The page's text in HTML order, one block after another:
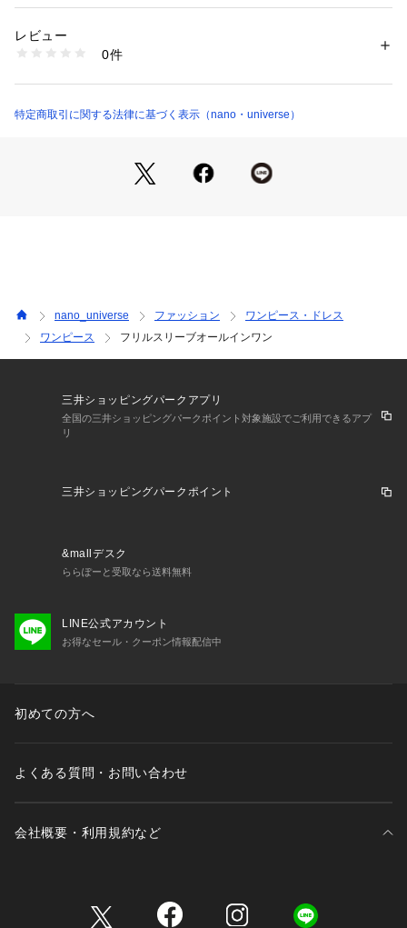
サイズ感◎ノースリーブのトップスやリブニットなど合わせた
り、寒い日にはタートルニット合わせもおすすめです！
・女性らしいフェミニンな印象のサロペット
・タンクトップやノースリーブTなどと合わせてカジュアルな
使用してください。濡れたままの放置や、長時間の浸漬はしな
いで下さい。形をととのえてから干して下さい。こちらの商品
は水や雨に濡れたり、汗による湿気、乾燥状態での摩擦によ
ご了承いただき、ご使用の際にはご注意くださいますようお願
い致します。
上、お届け予定時期が前後する場合もございますので、予めご
ます。正しい色味はスタジオ画像の色味をご参照ください。
直接店舗へお問い合わせの際はアウトレット店舗へお願い致し
ます。プロパー店舗での取り扱いはございませんので、ご了承
着予約サービスの対象外となりますので、ご了承ください。
素材：ポリエステル 99% ポリウレタン 1%
洗濯：手洗い 漂白× アイロン110℃ ドライ弱い タンブル乾燥× 吊り干し
ウェット非常に弱い
商品番号：1096600000820 （モール）
レビュー
0件
特定商取引に関する法律に基づく表示（nano・universe）
nano_universe ファッション
ワンピース・ドレス
ワンピース
フリルスリーブオールインワン
三井ショッピングパークアプリ
全国の三井ショッピングパークポイント対象施設でご利用できるアプ
リ
三井ショッピングパークポイント
&mallデスク
ららぽーと受取なら送料無料
LINE公式アカウント
お得なセール・クーポン情報配信中
初めての方へ
よくある質問・お問い合わせ
会社概要・利用規約など